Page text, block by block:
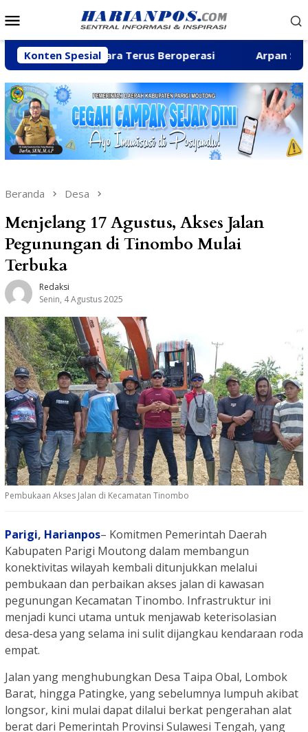
ke
Mobile
Konten Spesial
Baliara Terus Beroperasi Arpan Sahar
Beranda Desa
Menjelang 17 Agustus, Akses Jalan
Pegunungan di Tinombo Mulai
Terbuka
Redaksi
Senin, 4 Agustus 2025
Pembukaan Akses Jalan di Kecamatan Tinombo
Parigi, Harianpos– Komitmen Pemerintah Daerah
Kabupaten Parigi Moutong dalam membangun
konektivitas wilayah kembali ditunjukkan melalui
pembukaan dan perbaikan akses jalan di kawasan
pegunungan Kecamatan Tinombo. Infrastruktur ini
menjadi kunci utama untuk menjawab keterisolasian
desa-desa yang selama ini sulit dijangkau kendaraan roda
empat.
Jalan yang menghubungkan Desa Taipa Obal, Lombok
Barat, hingga Patingke, yang sebelumnya lumpuh akibat
longsor, kini mulai dapat dilalui berkat pengerahan alat
berat dari Pemerintah Provinsi Sulawesi Tengah, yang